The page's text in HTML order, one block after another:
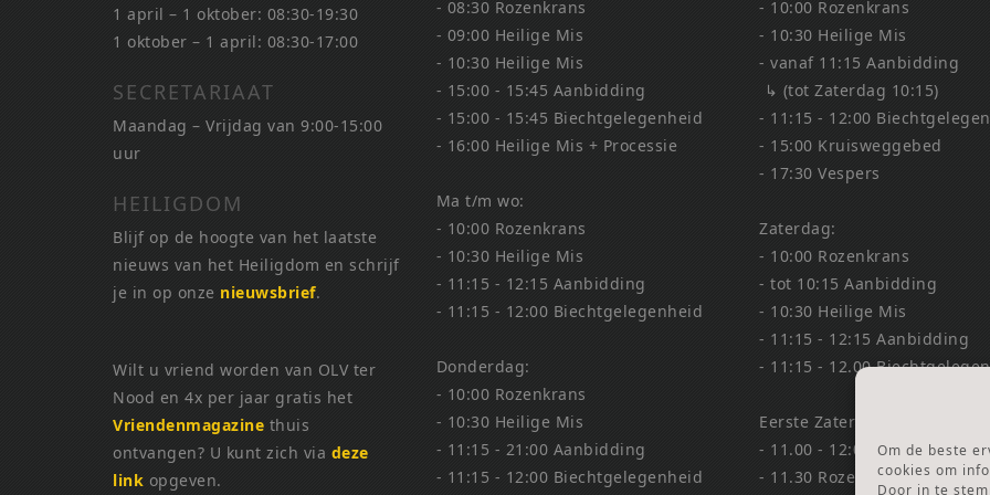
Om de beste
cookies om
Door in te
1 april – 1 oktober: 08:30-19:30
1 oktober – 1 april: 08:30-17:00
SECRETARIAAT
Maandag – Vrijdag van 9:00-15:00
uur
HEILIGDOM
Blijf op de hoogte van het laatste
nieuws van het Heiligdom en schrijf
je in op onze nieuwsbrief.
Wilt u vriend worden van OLV ter
Nood en 4x per jaar gratis het
Vriendenmagazine thuis
ontvangen? U kunt zich via deze
link opgeven.
- 08:30 Rozenkrans
- 09:00 Heilige Mis
- 10:30 Heilige Mis
- 15:00 - 15:45 Aanbidding
- 15:00 - 15:45 Biechtgelegenheid
- 16:00 Heilige Mis + Processie
Ma t/m wo:
- 10:00 Rozenkrans
- 10:30 Heilige Mis
- 11:15 - 12:15 Aanbidding
- 11:15 - 12:00 Biechtgelegenheid
Donderdag:
- 10:00 Rozenkrans
- 10:30 Heilige Mis
- 11:15 - 21:00 Aanbidding
- 11:15 - 12:00 Biechtgelegenheid
- 10:00 Rozenkrans
- 10:30 Heilige Mis
- vanaf 11:15 Aanbidding
↳ (tot Zaterdag 10:15)
- 11:15 - 12:00
- 15:00 Kruisweggebed
- 17:30 Vespers
Zaterdag:
- 10:00 Rozenkrans
- tot 10:15 Aanbidding
- 10:30 Heilige Mis
- 11:15 - 12:15 Aanbidding
- 11:15 - 12.00
Eerste Zaterdag Bedevaart:
- 11.00 - 12:00
- 11.30 Rozenkrans